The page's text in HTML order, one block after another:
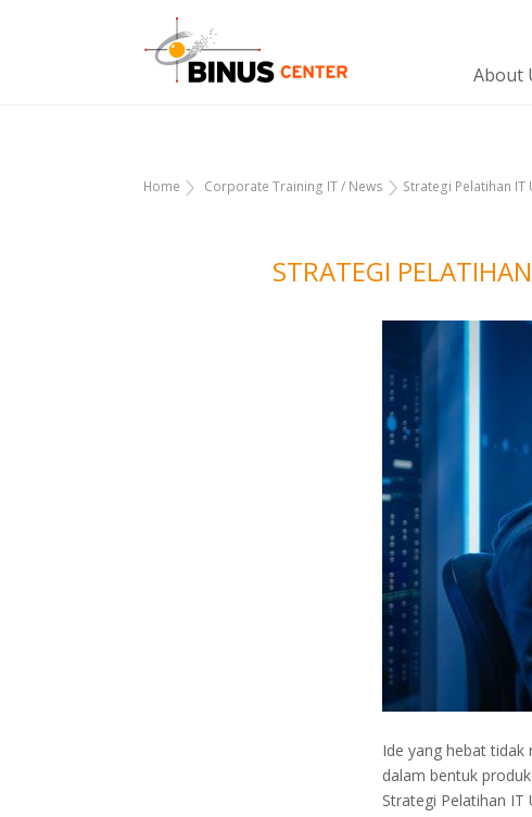
About
Home Corporate Training IT/ News Strategi Pelatihan IT
STRATEGI
Ide yang hebat tidak
dalam bentuk
Strategi Pelatihan